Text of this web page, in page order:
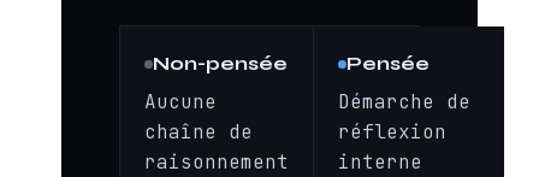
Non-pensée
Aucune
chaîne de
raisonnement
Pensée
Démarche de
réflexion
interne